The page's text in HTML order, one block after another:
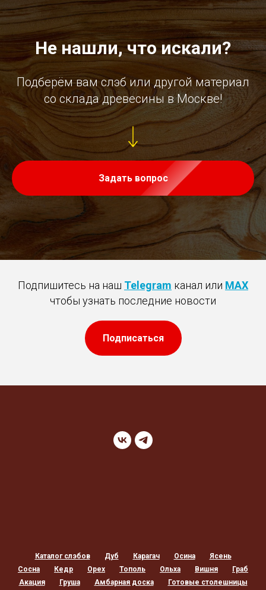
Не нашли, что искали?
Подберём вам слэб или другой материал
со склада древесины в Москве!
Задать вопрос
Подпишитесь на наш Telegram канал или MAX
чтобы узнать последние новости
Подписаться
Каталог слэбов Дуб Карагач Осина
Ясень
Сосна
Кедр Орех Тополь Ольха Вишня
Граб
Акация
Груша Амбарная доска Готовые столешницы